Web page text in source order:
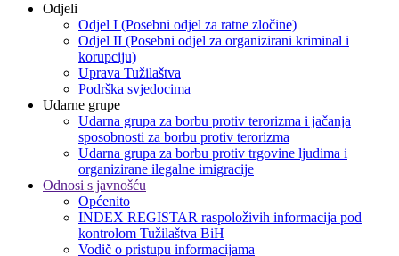
Odjeli
Odjel I (Posebni odjel za ratne zločine)
Odjel II (Posebni odjel za organizirani kriminal i
korupciju)
Uprava Tužilaštva
Podrška svjedocima
Udarne grupe
Udarna grupa za borbu protiv terorizma i jačanja
sposobnosti za borbu protiv terorizma
Udarna grupa za borbu protiv trgovine ljudima i
organizirane ilegalne imigracije
Odnosi s javnošću
Općenito
INDEX REGISTAR raspoloživih informacija pod
kontrolom Tužilaštva BiH
Vodič o pristupu informacijama